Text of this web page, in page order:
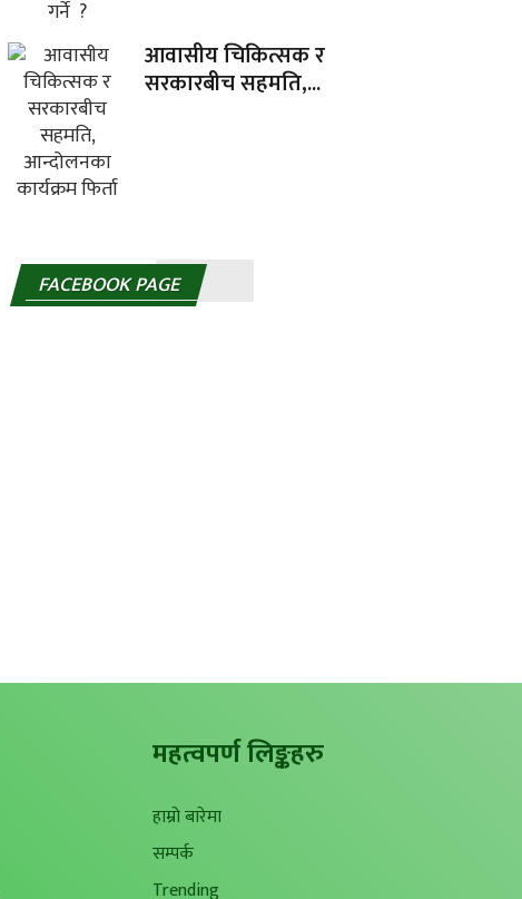
आवासीय चिकित्सक र
सरकारबीच सहमति,...
FACEBOOK PAGE
महत्वपर्ण लिङ्कहरु
हाम्रो बारेमा
सम्पर्क
Trending